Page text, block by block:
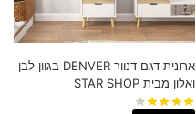
ארונית דגם דנוור DENVER בגוון לבן
ואלון מבית STAR SHOP